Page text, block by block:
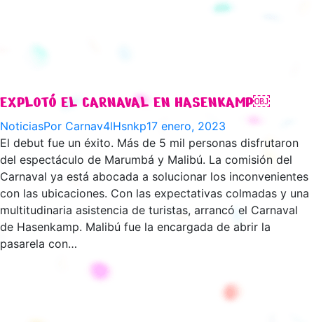
EXPLOTÓ EL CARNAVAL EN HASENKAMP￼
NoticiasPor Carnav4lHsnkp17 enero, 2023
El debut fue un éxito. Más de 5 mil personas disfrutaron
del espectáculo de Marumbá y Malibú. La comisión del
Carnaval ya está abocada a solucionar los inconvenientes
con las ubicaciones. Con las expectativas colmadas y una
multitudinaria asistencia de turistas, arrancó el Carnaval
de Hasenkamp. Malibú fue la encargada de abrir la
pasarela con…